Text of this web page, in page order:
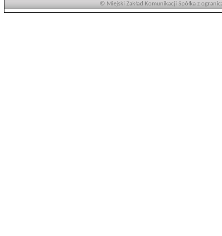
© Miejski Zakład Komunikacji Spółka z